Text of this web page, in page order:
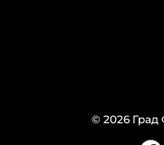
© 2026 Град